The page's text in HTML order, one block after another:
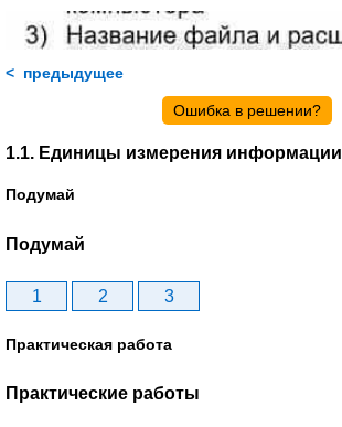
< предыдущее
Ошибка в решении?
1.1. Единицы измерения информации
Подумай
Подумай
1 2 3
Практическая работа
Практические работы